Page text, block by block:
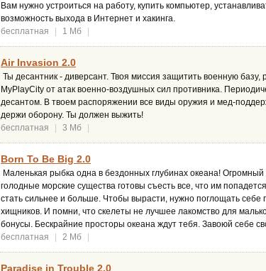
Вам нужно устроиться на работу, купить компьютер,
возможность выхода в Интернет и хакинга.
бесплатная
1 Мб
Air Invasion 2.0
Ты десантник - диверсант. Твоя миссия защитить военную
MyPlayCity от атак военно-воздушных сил противника.
десантом. В твоем распоряжении все виды оружия и мед-
держи оборону. Ты должен выжить!
бесплатная
3 Мб
Born To Be Big 2.0
Маленькая рыбка одна в бездонных глубинах океана!
голодные морские существа готовы съесть все, что им
стать сильнее и больше. Чтобы вырасти, нужно поглощать себе
хищников. И помни, что скелеты не лучшее лакомство для
бонусы. Бескрайние просторы океана ждут тебя. Завоюй себе
бесплатная
2 Мб
Paradise in Trouble 2.0